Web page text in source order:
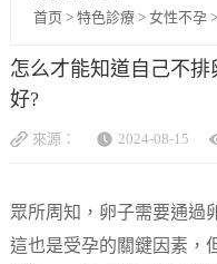
首页 > 特色診療> 女性不孕>
怎么才能知道自己不
好?
來源： 2024-08-15
眾所周知，卵子需要通過
這也是受孕的關鍵因素，